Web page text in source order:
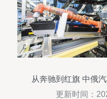
从奔驰到红旗 中俄
更新时间：